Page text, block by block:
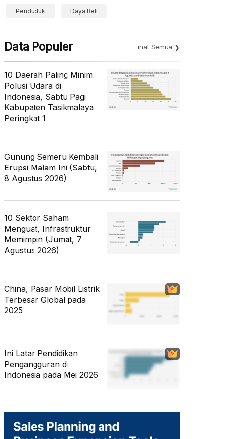
Penduduk Daya Beli
Data Populer Lihat Semua
10 Daerah Paling Minim
Polusi Udara di
Indonesia, Sabtu Pagi
Kabupaten Tasikmalaya
Peringkat 1
Gunung Semeru Kembali
Erupsi Malam Ini (Sabtu,
8 Agustus 2026)
10 Sektor Saham
Menguat, Infrastruktur
Memimpin (Jumat, 7
Agustus 2026)
China, Pasar Mobil Listrik
Terbesar Global pada
2025
Ini Latar Pendidikan
Pengangguran di
Indonesia pada Mei 2026